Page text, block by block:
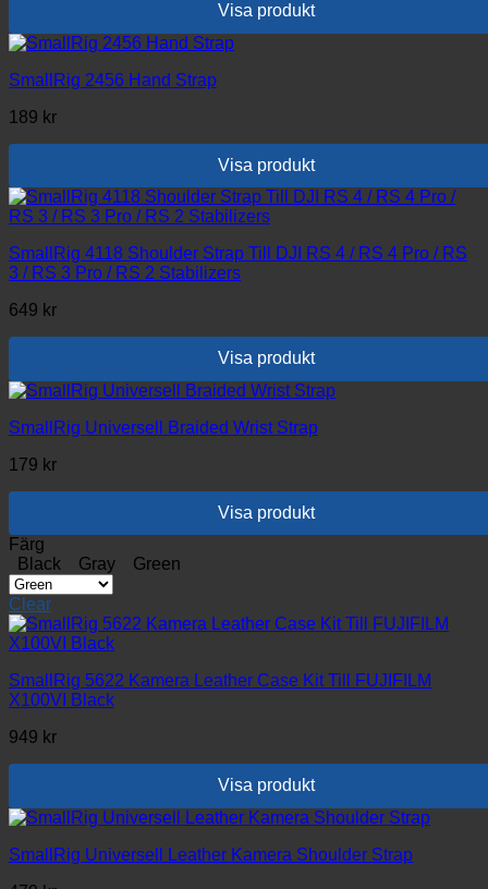
Visa produkt
SmallRig 2456 Hand Strap
189 kr
Visa produkt
SmallRig 4118 Shoulder Strap Till DJI RS 4 / RS 4 Pro / RS
3 / RS 3 Pro / RS 2 Stabilizers
649 kr
Visa produkt
SmallRig Universell Braided Wrist Strap
179 kr
Visa produkt
Den
här
produkten
har
flera
varianter.
olika
alternativen
väljas
Färg
Black
Gray Green
Clear
SmallRig 5622 Kamera Leather Case Kit Till FUJIFILM
X100VI Black
949 kr
Visa produkt
SmallRig Universell Leather Kamera Shoulder Strap